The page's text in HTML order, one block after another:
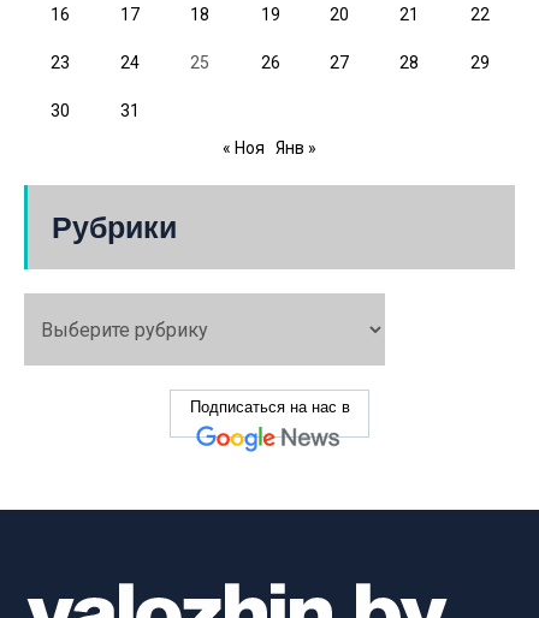
16 17 18 19 20 21 22
23 24 25 26 27 28 29
30
31
« Ноя
Янв »
Рубрики
Подписаться на нас в